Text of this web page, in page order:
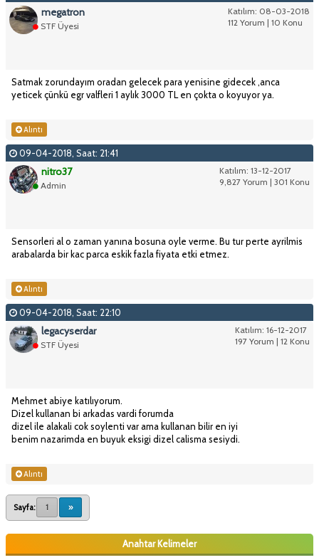
Katılım: 08-03-2018
112 Yorum | 10 Konu
megatron
STF Üyesi
Satmak zorundayım oradan gelecek para yenisine gidecek ,anca
yeticek çünkü egr valfleri 1 aylık 3000 TL en çokta o koyuyor ya.
Alıntı
09-04-2018, Saat: 21:41
Katılım: 13-12-2017
9,827 Yorum | 301 Konu
nitro37
Admin
Sensorleri al o zaman yanına bosuna oyle verme. Bu tur perte ayrilmis
arabalarda bir kac parca eskik fazla fiyata etki etmez.
Alıntı
09-04-2018, Saat: 22:10
Katılım: 16-12-2017
197 Yorum | 12 Konu
legacyserdar
STF Üyesi
Mehmet abiye katılıyorum.
Dizel kullanan bi arkadas vardi forumda
dizel ile alakali cok soylenti var ama kullanan bilir en iyi
benim nazarimda en buyuk eksigi dizel calisma sesiydi.
Alıntı
Sayfa: 1 »
Anahtar Kelimeler